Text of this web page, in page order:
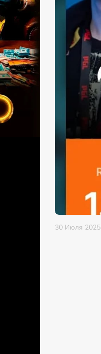
30 Июля 2025